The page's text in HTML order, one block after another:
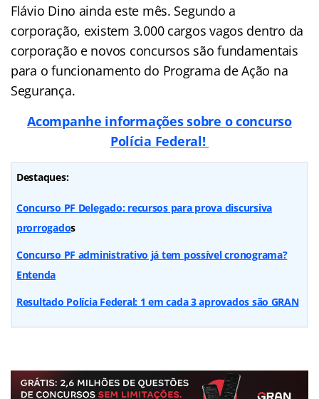
Flávio Dino ainda este mês. Segundo a
corporação, existem 3.000 cargos vagos dentro da
corporação e novos concursos são fundamentais
para o funcionamento do Programa de Ação na
Segurança.
Acompanhe informações sobre o concurso
Polícia Federal!
Destaques:
Concurso PF Delegado: recursos para prova discursiva
prorrogados
Concurso PF administrativo já tem possível cronograma?
Entenda
Resultado Polícia Federal: 1 em cada 3 aprovados são GRAN